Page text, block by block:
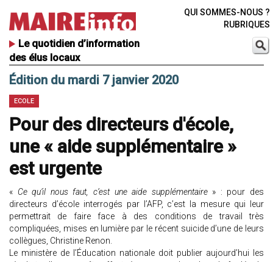
Le quotidien d’information
des élus locaux
QUI SOMMES-NOUS ?
RUBRIQUES
Édition du mardi 7 janvier 2020
ECOLE
Pour des directeurs d'école,
une « aide supplémentaire »
est urgente
« Ce qu’il nous faut, c’est une aide supplémentaire» : pour des
directeurs d’école interrogés par l’AFP, c’est la mesure qui leur
permettrait de faire face à des conditions de travail très
compliquées, mises en lumière par le récent suicide d’une de leurs
collègues, Christine Renon.
Le ministère de l’Éducation nationale doit publier aujourd’hui les